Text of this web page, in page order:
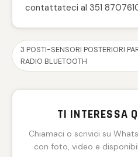
contattateci al 351
3 POSTI-SENSORI POSTERIORI
RADIO BLUETOOTH
TI INTERESSA
Chiamaci o scrivici su
con foto, video e